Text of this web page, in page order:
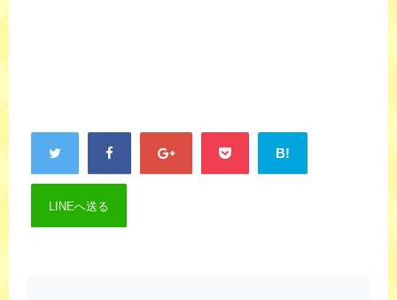
B!
LINEへ送る